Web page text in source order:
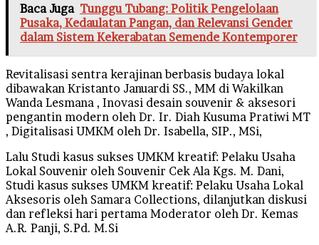
Baca Juga Tunggu Tubang: Politik Pengelolaan
Pusaka, Kedaulatan Pangan, dan Relevansi Gender
dalam Sistem Kekerabatan Semende Kontemporer
Revitalisasi sentra kerajinan berbasis budaya lokal
dibawakan Kristanto Januardi SS., MM di Wakilkan
Wanda Lesmana , Inovasi desain souvenir & aksesori
pengantin modern oleh Dr. Ir. Diah Kusuma Pratiwi MT
, Digitalisasi UMKM oleh Dr. Isabella, SIP., MSi,
Lalu Studi kasus sukses UMKM kreatif: Pelaku Usaha
Lokal Souvenir oleh Souvenir Cek Ala Kgs. M. Dani,
Studi kasus sukses UMKM kreatif: Pelaku Usaha Lokal
Aksesoris oleh Samara Collections, dilanjutkan diskusi
dan refleksi hari pertama Moderator oleh Dr. Kemas
A.R. Panji, S.Pd. M.Si